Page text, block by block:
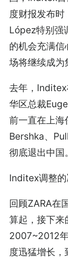
度财报发布
López特别强
的机会充满信
场将继续成为
去年，Inditex
华区总裁
前一直在上海
Bershka、
彻底退出中国。
Inditex调整的
回顾ZARA在
算起，接下来
2007~2012
度迅猛增长，